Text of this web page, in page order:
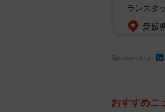
ー女性に
AEDを使用
ランスタ
愛媛
Sponsored by
おすすめニ